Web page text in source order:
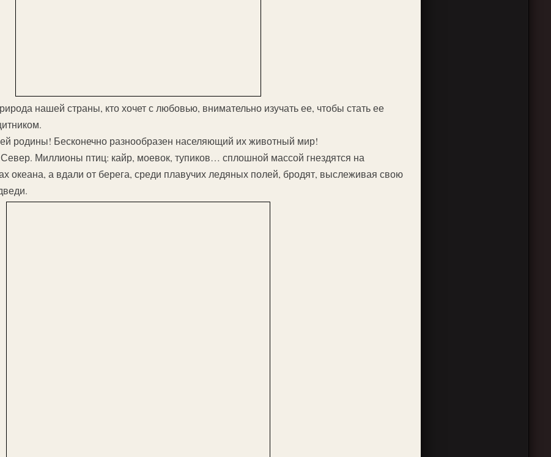
нашей страны, кто хочет с любовью, внимательно изучать ее, чтобы стать ее
родины! Бесконечно разнообразен населяющий их животный мир!
Миллионы птиц: кайр, моевок, тупиков… сплошной массой гнездятся на
океана, а вдали от берега, среди плавучих ледяных полей, бродят, выслеживая свою